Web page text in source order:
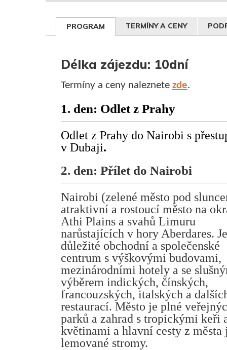
PROGRAM TERMÍNY A CENY
Délka zájezdu: 10dní
Termíny a ceny naleznete zde.
1. den: Odlet z Prahy
Odlet z Prahy do Nairobi s
v Dubaji.
2. den: Přílet do Nairobi
Nairobi (zelené město pod
atraktivní a rostoucí město na
Athi Plains a svahů Limuru
narůstajících v hory Aberdares.
důležité obchodní a společenské
centrum s výškovými budovami,
mezinárodními hotely a se
výběrem indických, čínských,
francouzských, italských a
restaurací. Město je plné
parků a zahrad s tropickými keři
květinami a hlavní cesty z města
lemované stromy.